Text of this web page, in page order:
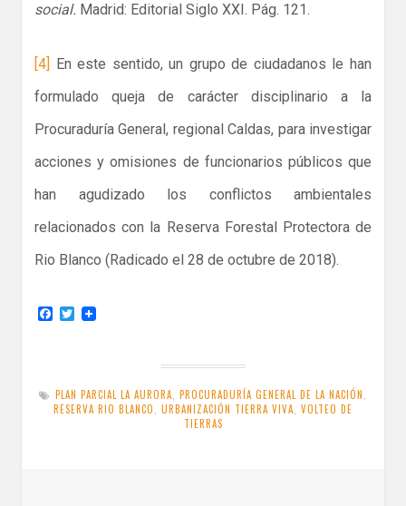
social. Madrid: Editorial Siglo XXI. Pág. 121.
[4] En este sentido, un grupo de ciudadanos le han
formulado queja de carácter disciplinario a la
Procuraduría General, regional Caldas, para investigar
acciones y omisiones de funcionarios públicos que
han agudizado los conflictos ambientales
relacionados con la Reserva Forestal Protectora de
Rio Blanco (Radicado el 28 de octubre de 2018).
F
o
o
k
T
e
r
PLAN PARCIAL LA AURORA PROCURADURÍA GENERAL DE LA NACIÓN
RESERVA RIO BLANCO
URBANIZACIÓN TIERRA VIVA VOLTEO DE
TIERRAS